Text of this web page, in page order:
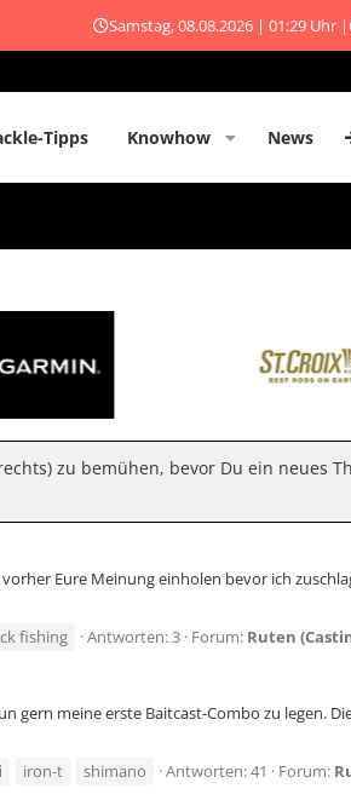
Samstag, 08.08.2026 | 01:29 Uhr |
Tipps Knowhow News
zu bemühen, bevor Du ein neues
Eure Meinung einholen bevor ich
fishing Antworten: 3 Forum: Ruten
gern meine erste Baitcast-Combo zu legen.
iron-t shimano Antworten: 41 Forum: